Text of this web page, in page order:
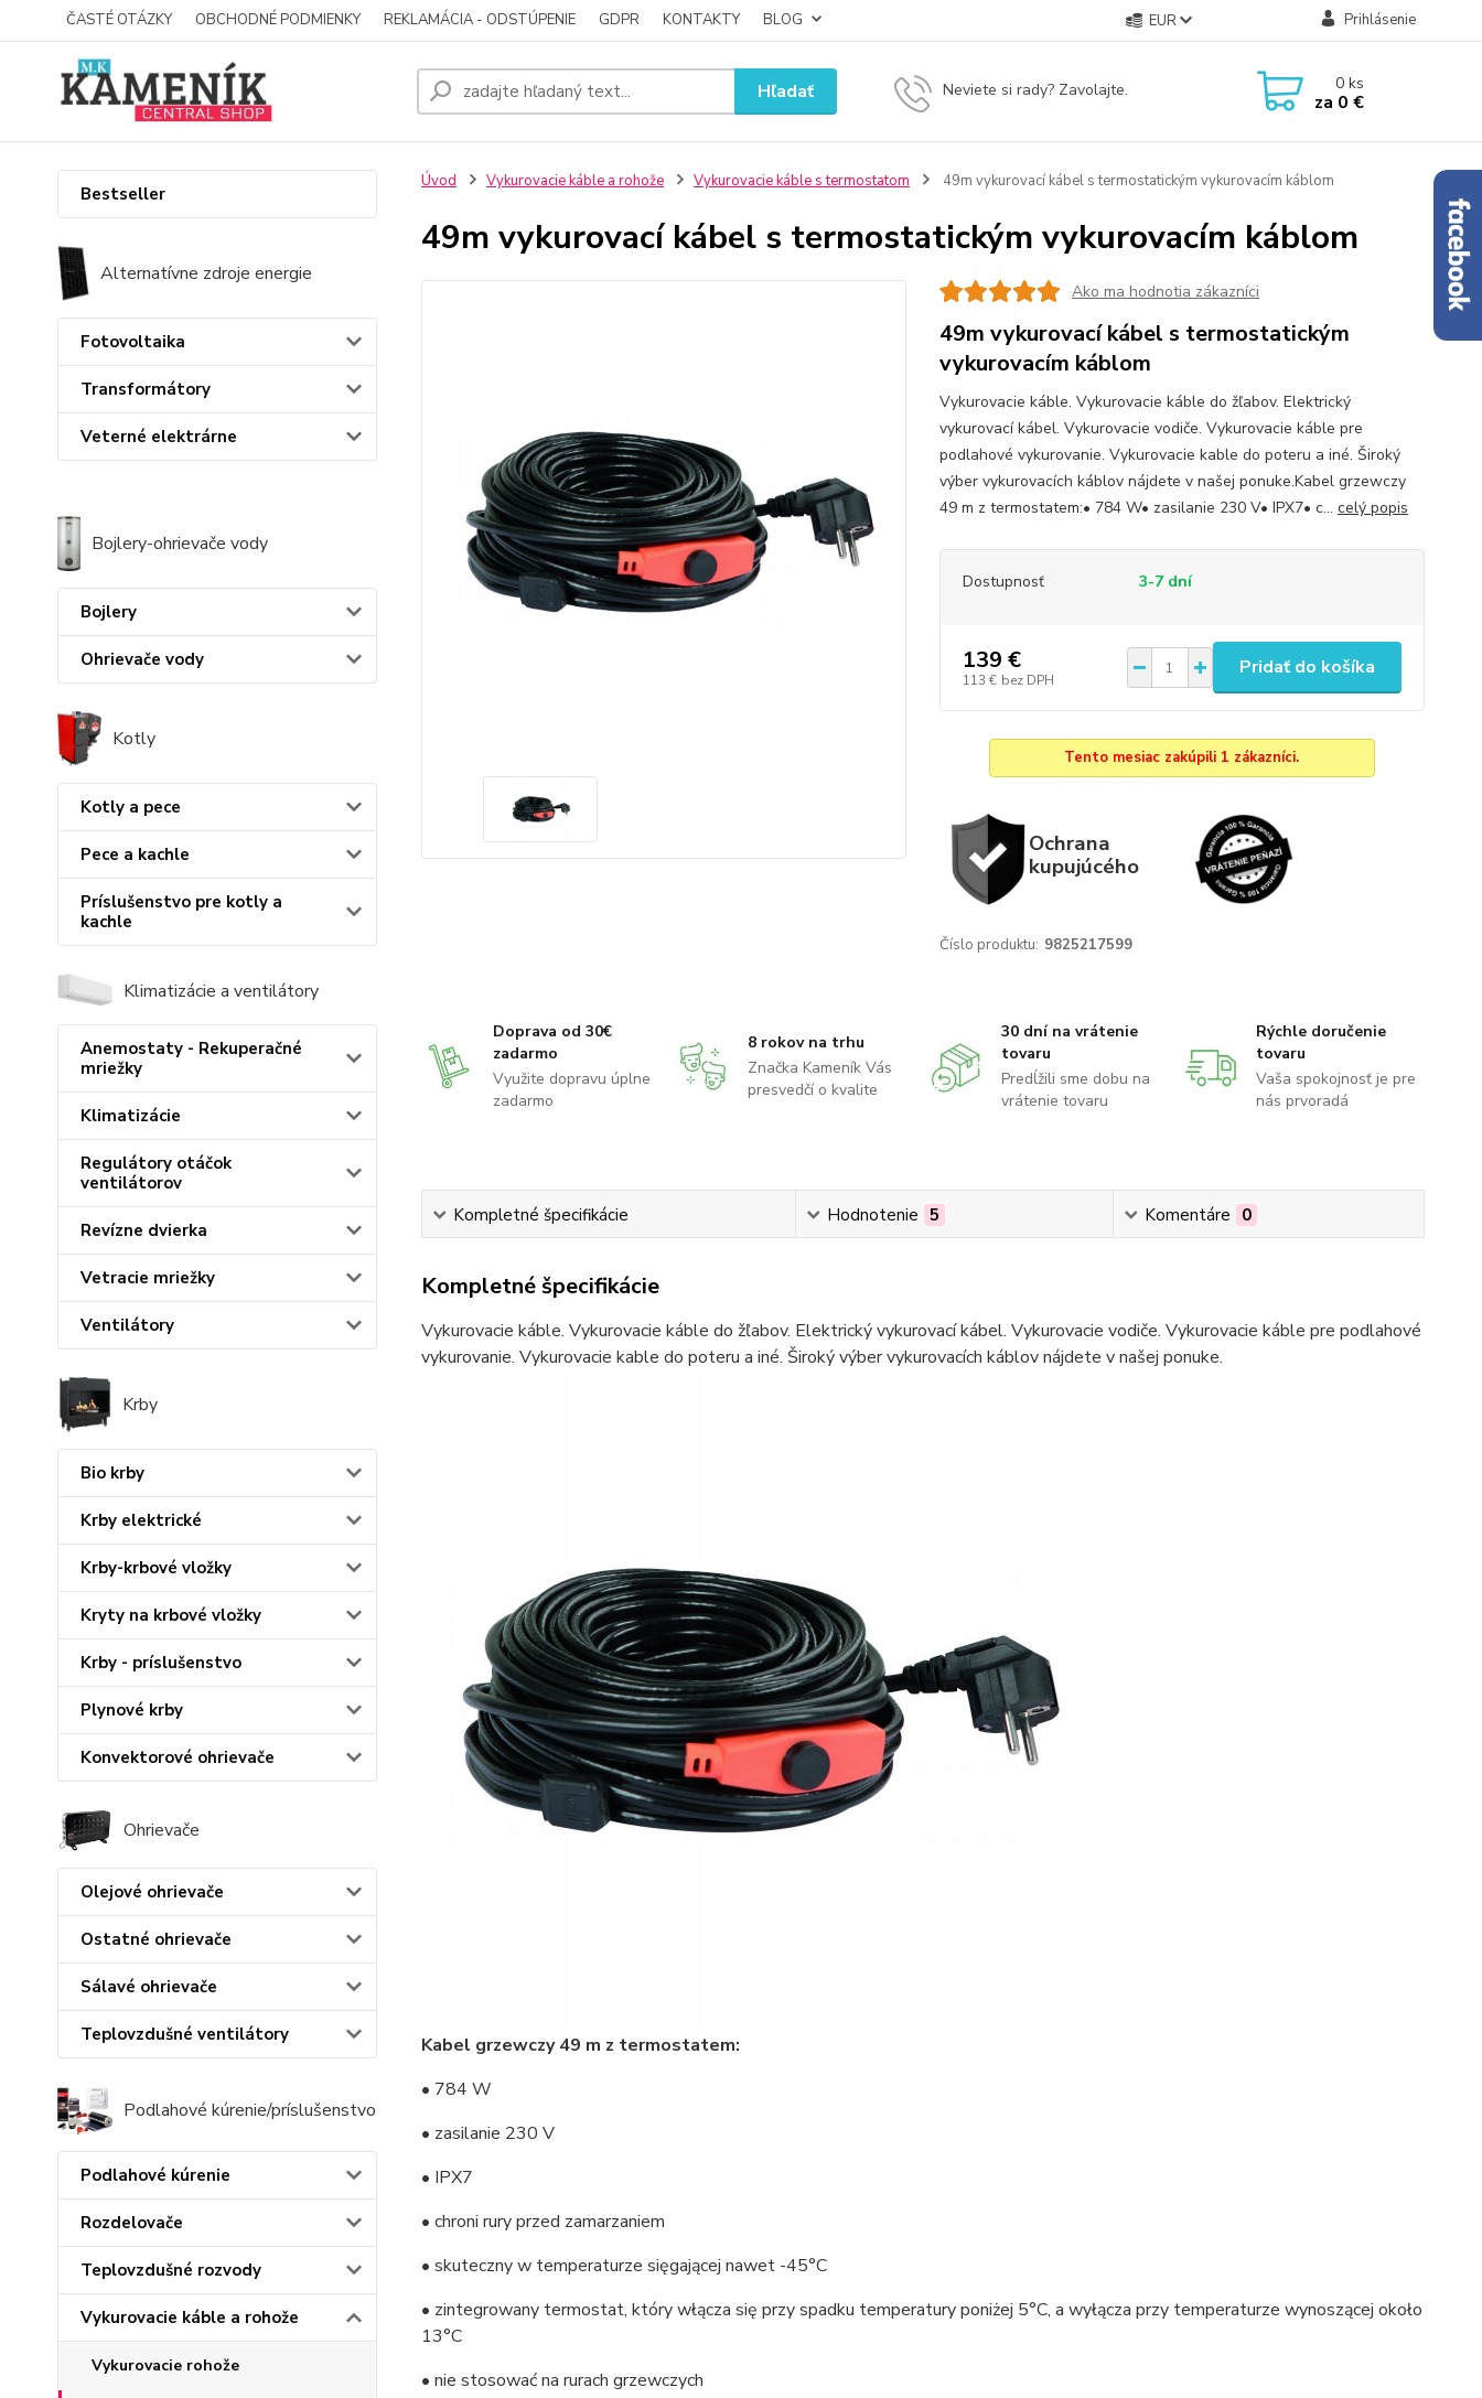
ČASTÉ OTÁZKY OBCHODNÉ PODMIENKY REKLAMÁCIA - ODSTÚPENIE GDPR KONTAKTY BLOG EUR Prihlásenie
Hľadať Neviete si rady? Zavolajte. 0ks
za 0 €
Bestseller
Alternatívne zdroje energie
Fotovoltaika
Transformátory
Veterné elektrárne
Bojlery-ohrievače vody
Bojlery
Ohrievače vody
Kotly
Kotly a pece
Pece a kachle
Príslušenstvo pre kotly a
kachle
Klimatizácie a ventilátory
Anemostaty - Rekuperačné
mriežky
Klimatizácie
Regulátory otáčok
ventilátorov
Revízne dvierka
Vetracie mriežky
Ventilátory
Krby
Bio krby
Krby elektrické
Krby-krbové vložky
Kryty na krbové vložky
Krby - príslušenstvo
Plynové krby
Konvektorové ohrievače
Ohrievače
Olejové ohrievače
Ostatné ohrievače
Sálavé ohrievače
Teplovzdušné ventilátory
Podlahové kúrenie/príslušenstvo
Podlahové kúrenie
Rozdelovače
Teplovzdušné rozvody
Vykurovacie káble a rohože
Vykurovacie rohože
Úvod Vykurovacie káble a rohože Vykurovacie káble s termostatom 49m vykurovací kábel s termostatickým vykurovacím káblom
49m vykurovací kábel s termostatickým vykurovacím káblom
Ako ma hodnotia zákazníci
49m vykurovací kábel s termostatickým
vykurovacím káblom
Vykurovacie káble. Vykurovacie káble do žľabov. Elektrický
vykurovací kábel. Vykurovacie vodiče. Vykurovacie káble pre
podlahové vykurovanie. Vykurovacie kable do poteru a iné. Široký
výber vykurovacích káblov nájdete v našej ponuke.Kabel grzewczy
49 m z termostatem:• 784 W• zasilanie 230 V• IPX7• c... celý popis
Dostupnosť 3-7 dní
139 €
113 € bez DPH
Pridať do košíka
Tento mesiac zakúpili 1 zákazníci.
Ochrana
kupujúcého
Číslo produktu: 9825217599
Doprava od 30€
zadarmo
Využite dopravu úplne
zadarmo
8 rokov na trhu
Značka Kameník Vás
presvedčí o kvalite
30 dní na vrátenie
tovaru
Predĺžili sme dobu na
vrátenie tovaru
Rýchle doručenie
tovaru
Vaša spokojnosť je pre
nás prvoradá
Kompletné špecifikácie Hodnotenie 5 Komentáre 0
Kompletné špecifikácie
Vykurovacie káble. Vykurovacie káble do žľabov. Elektrický vykurovací kábel. Vykurovacie vodiče. Vykurovacie káble pre podlahové
vykurovanie. Vykurovacie kable do poteru a iné. Široký výber vykurovacích káblov nájdete v našej ponuke.
Kabel grzewczy 49 m z termostatem:
• 784 W
• zasilanie 230 V
• IPX7
• chroni rury przed zamarzaniem
• skuteczny w temperaturze sięgającej nawet -45°C
• zintegrowany termostat, który włącza się przy spadku temperatury poniżej 5°C, a wyłącza przy temperaturze wynoszącej około
13°C
• nie stosować na rurach grzewczych